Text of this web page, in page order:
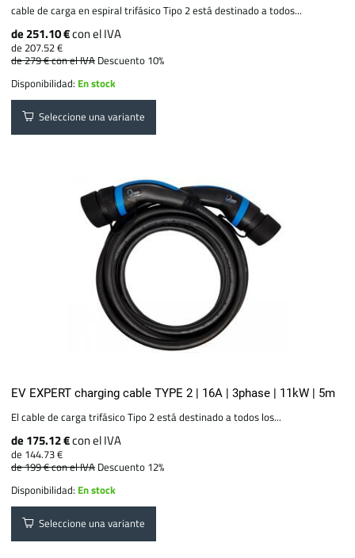
cable de carga en espiral trifásico Tipo 2 está destinado a todos...
de 251.10 €con el IVA
de 207.52 €
de 279 €con el IVA Descuento 10%
Disponibilidad: En stock
Seleccione una variante
EV EXPERT charging cable TYPE 2 | 16A | 3phase | 11kW | 5m
El cable de carga trifásico Tipo 2 está destinado a todos los...
de 175.12 €con el IVA
de 144.73 €
de 199 €con el IVA Descuento 12%
Disponibilidad: En stock
Seleccione una variante